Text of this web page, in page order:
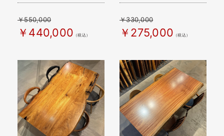
￥550,000
￥440,000 （税込）
￥330,000
￥275,000 （税込）